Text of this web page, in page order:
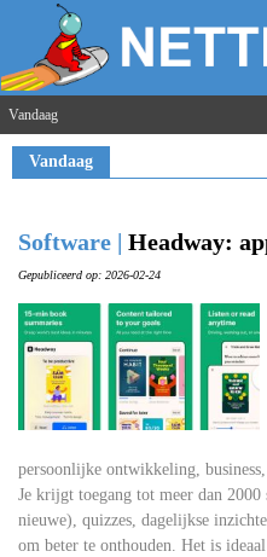
Vandaag
Vandaag
Software | Headway:
Gepubliceerd op: 2026-02-24
persoonlijke ontwikkeling,
Je krijgt toegang tot meer dan
nieuwe), quizzes, dagelijkse
om beter te onthouden. Het is